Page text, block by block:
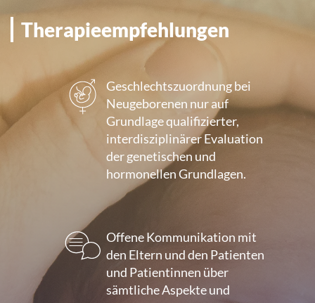
Therapieempfehlungen
Geschlechtszuordnung bei
Neugeborenen nur auf
Grundlage qualifizierter,
interdisziplinärer Evaluation
der genetischen und
hormonellen Grundlagen.
Offene Kommunikation mit
den Eltern und den Patienten
und Patientinnen über
sämtliche Aspekte und